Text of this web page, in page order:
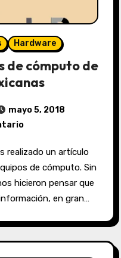
Hardware
de cómputo de
mayo 5, 2018
de cómputo. Sin
hicieron pensar que
en gran…